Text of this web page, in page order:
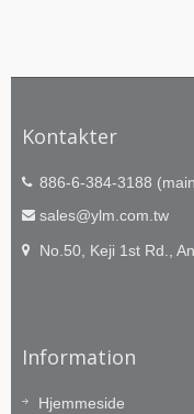
Kontakter
886-6-384-3188
sales@ylm.com.tw
No.50, Keji 1st Rd.,
Information
Hjemmeside